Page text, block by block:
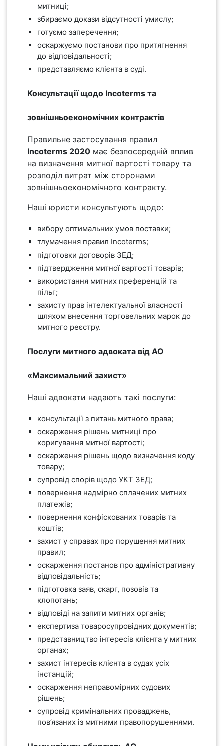
митниці;
збираємо докази відсутності умислу;
готуємо заперечення;
оскаржуємо постанови про притягнення
до відповідальності;
представляємо клієнта в суді.
Консультації щодо Incoterms та
зовнішньоекономічних контрактів
Правильне застосування правил
Incoterms 2020 має безпосередній вплив
на визначення митної вартості товару та
розподіл витрат між сторонами
зовнішньоекономічного контракту.
Наші юристи консультують щодо:
вибору оптимальних умов поставки;
тлумачення правил Incoterms;
підготовки договорів ЗЕД;
підтвердження митної вартості товарів;
використання митних преференцій та
пільг;
захисту прав інтелектуальної власності
шляхом внесення торговельних марок до
митного реєстру.
Послуги митного адвоката від АО
«Максимальний захист»
Наші адвокати надають такі послуги:
консультації з питань митного права;
оскарження рішень митниці про
коригування митної вартості;
оскарження рішень щодо визначення коду
товару;
супровід спорів щодо УКТ ЗЕД;
повернення надмірно сплачених митних
платежів;
повернення конфіскованих товарів та
коштів;
захист у справах про порушення митних
правил;
оскарження постанов про адміністративну
відповідальність;
підготовка заяв, скарг, позовів та
клопотань;
відповіді на запити митних органів;
експертиза товаросупровідних документів;
представництво інтересів клієнта у митних
органах;
захист інтересів клієнта в судах усіх
інстанцій;
оскарження неправомірних судових
рішень;
супровід кримінальних проваджень,
пов’язаних із митними правопорушеннями.